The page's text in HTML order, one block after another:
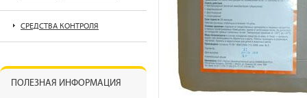
СРЕДСТВА КОНТРОЛЯ
ПОЛЕЗНАЯ ИНФОРМАЦИЯ